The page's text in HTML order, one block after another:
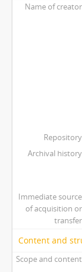
Name of creator
Repository
Archival history
Immediate source
of acquisition or
transfer
Content and
Scope and content